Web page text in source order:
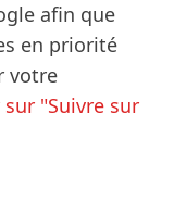
afin que
en priorité
votre
"Suivre sur